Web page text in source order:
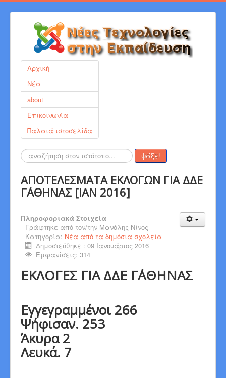
Αρχική
Νέα
about
Επικοινωνία
Παλαιά ιστοσελίδα
Αναζήτηση... ψάξε!
ΑΠΟΤΕΛΕΣΜΑΤΑ ΕΚΛΟΓΩΝ ΓΙΑ ΔΔΕ
Γ΄ΑΘΗΝΑΣ [IAN 2016]
Πληροφοριακά Στοιχεία
Γράφτηκε από τον/την Μανόλης Νίνος
Κατηγορία: Νέα από τα δημόσια σχολεία
Δημοσιεύθηκε : 09 Ιανουάριος 2016
Εμφανίσεις: 314
ΕΚΛΟΓΕΣ ΓΙΑ ΔΔΕ Γ΄ΑΘΗΝΑΣ
Εγγεγραμμένοι 266
Ψήφισαν. 253
Άκυρα 2
Λευκά. 7